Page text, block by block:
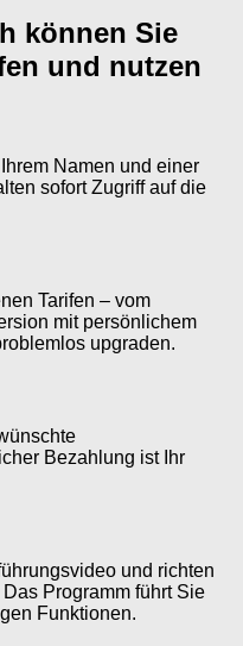
können Sie
und nutzen
Namen und einer
sofort Zugriff auf die
Tarifen – vom
mit persönlichem
upgraden.
Bezahlung ist Ihr
und richten
Programm führt Sie
Funktionen.